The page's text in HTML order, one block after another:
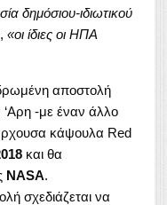
δημόσιου-ιδιωτικού
«οι ίδιες οι ΗΠΑ
αποστολή
‘Αρη -με έναν άλλο
κάψουλα Red
και θα
NASA.
σχεδιάζεται να